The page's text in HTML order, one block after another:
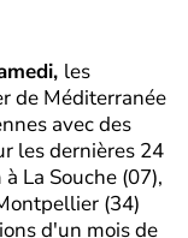
les
de Méditerranée
avec des
les dernières 24
La Souche (07),
(34)
d'un mois de